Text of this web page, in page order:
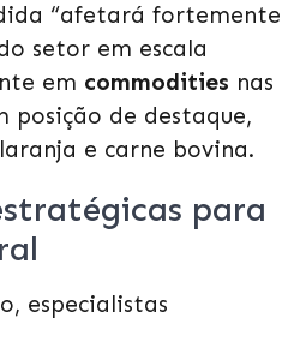
“afetará fortemente
setor em escala
em commodities nas
posição de destaque,
e carne bovina.
para
especialistas